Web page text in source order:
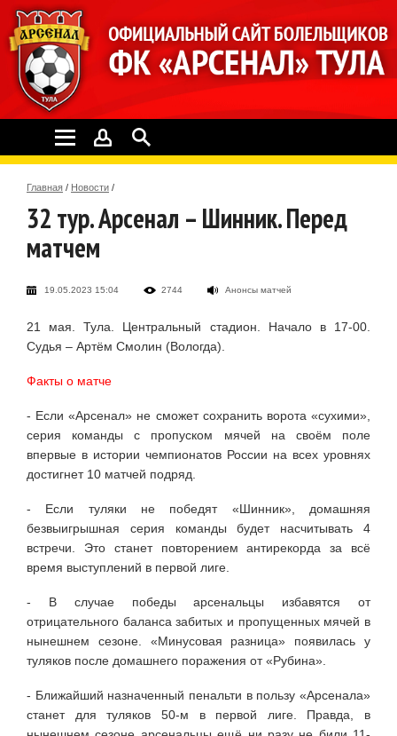
Главная / Новости /
32 тур. Арсенал – Шинник. Перед
матчем
19.05.2023 15:04 2744 Анонсы матчей
21 мая. Тула. Центральный стадион. Начало в 17-00.
Судья – Артём Смолин (Вологда).
Факты о матче
- Если «Арсенал» не сможет сохранить ворота «сухими»,
серия команды с пропуском мячей на своём поле
впервые в истории чемпионатов России на всех уровнях
достигнет 10 матчей подряд.
- Если туляки не победят «Шинник», домашняя
безвыигрышная серия команды будет насчитывать 4
встречи. Это станет повторением антирекорда за всё
время выступлений в первой лиге.
- В случае победы арсенальцы избавятся от
отрицательного баланса забитых и пропущенных мячей в
нынешнем сезоне. «Минусовая разница» появилась у
туляков после домашнего поражения от «Рубина».
- Ближайший назначенный пенальти в пользу «Арсенала»
станет для туляков 50-м в первой лиге. Правда, в